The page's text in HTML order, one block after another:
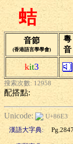
蛣
音節
(香港語言學學會)
粵
音
kit3
搜索次數: 12958
配搭點:
Unicode:
U+86E3
漢語大字典:
Pg.2847